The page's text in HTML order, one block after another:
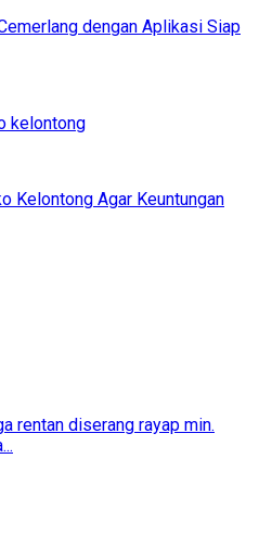
dengan Aplikasi Siap
Kelontong Agar Keuntungan
rentan diserang rayap min.